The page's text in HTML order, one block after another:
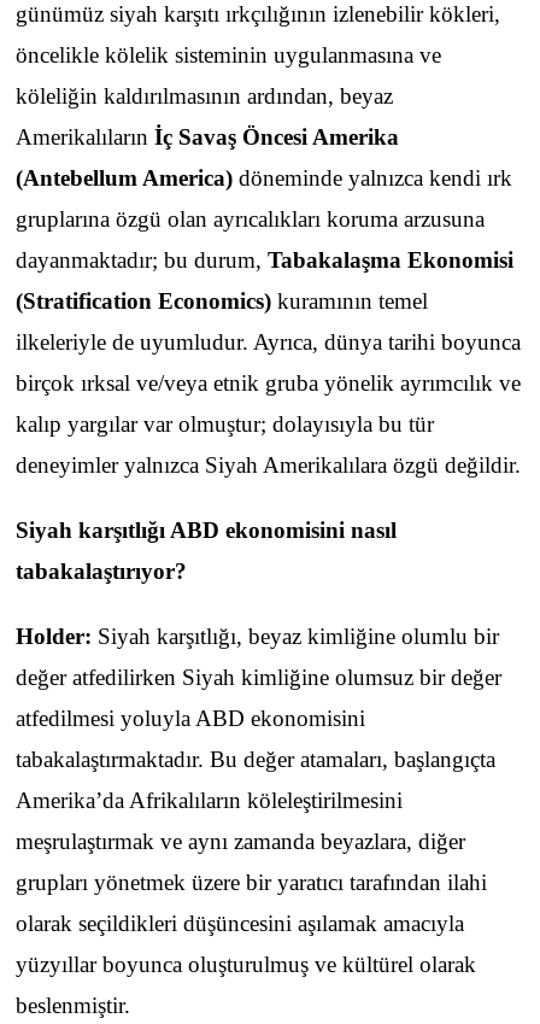
günümüz siyah karşıtı ırkçılığının izlenebilir kökleri,
öncelikle kölelik sisteminin uygulanmasına ve
köleliğin kaldırılmasının ardından, beyaz
Amerikalılarınİç Savaş Öncesi Amerika
(Antebellum America) döneminde yalnızca kendi ırk
gruplarına özgü olan ayrıcalıkları koruma arzusuna
dayanmaktadır; bu durum,Tabakalaşma Ekonomisi
(Stratification Economics) kuramının temel
ilkeleriyle de uyumludur. Ayrıca, dünya tarihi boyunca
birçok ırksal ve/veya etnik gruba yönelik ayrımcılık ve
kalıp yargılar var olmuştur; dolayısıyla bu tür
deneyimler yalnızca Siyah Amerikalılara özgü değildir.
Siyah karşıtlığı ABD ekonomisini nasıl
tabakalaştırıyor?
Holder: Siyah karşıtlığı, beyaz kimliğine olumlu bir
değer atfedilirken Siyah kimliğine olumsuz bir değer
atfedilmesi yoluyla ABD ekonomisini
tabakalaştırmaktadır. Bu değer atamaları, başlangıçta
Amerika’da Afrikalıların köleleştirilmesini
meşrulaştırmak ve aynı zamanda beyazlara, diğer
grupları yönetmek üzere bir yaratıcı tarafından ilahi
olarak seçildikleri düşüncesini aşılamak amacıyla
yüzyıllar boyunca oluşturulmuş ve kültürel olarak
beslenmiştir.